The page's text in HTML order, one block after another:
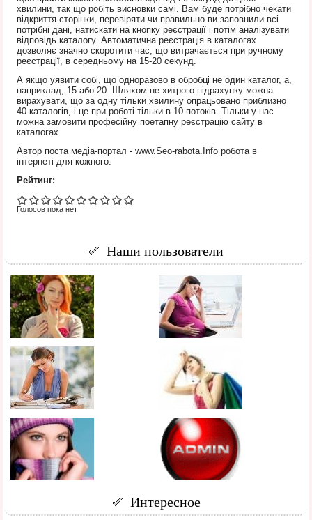
хвилини, так що робіть висновки самі. Вам буде потрібно чекати
відкриття сторінки, перевіряти чи правильно ви заповнили всі
потрібні дані, натискати на кнопку реєстрації і потім аналізувати
відповідь каталогу. Автоматична реєстрація в каталогах
дозволяє значно скоротити час, що витрачається при ручному
реєстрації, в середньому на 15-20 секунд.
А якщо уявити собі, що одноразово в обробці не один каталог, а,
наприклад, 15 або 20. Шляхом не хитрого підрахунку можна
вирахувати, що за одну тільки хвилину опрацьовано приблизно
40 каталогів, і це при роботі тільки в 10 потоків. Тільки у нас
можна замовити професійну поетапну реєстрацію сайту в
каталогах.
Автор поста медіа-портал - www.Seo-rabota.Info робота в
інтернеті для кожного.
Рейтинг:
Голосов пока нет
Наши пользователи
Интересное